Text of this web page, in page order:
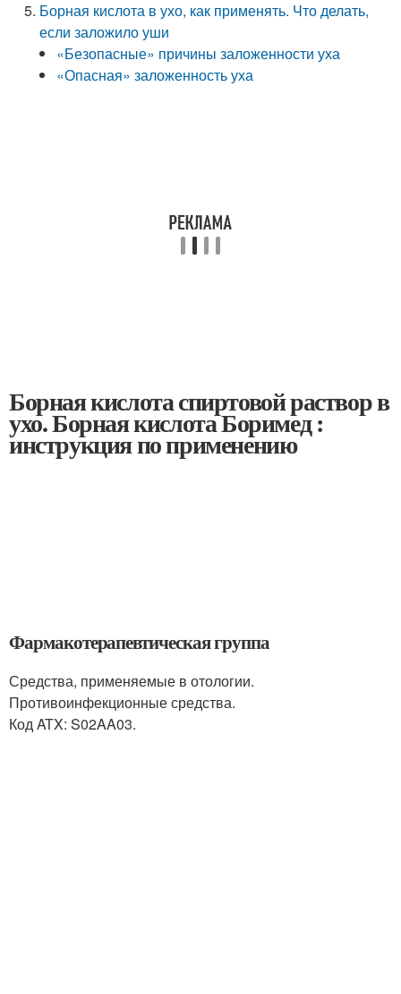
Борная кислота в ухо, как применять. Что делать,
если заложило уши
«Безопасные» причины заложенности уха
«Опасная» заложенность уха
Борная кислота спиртовой раствор в
ухо. Борная кислота Боримед :
инструкция по применению
Фармакотерапевтическая группа
Средства, применяемые в отологии.
Противоинфекционные средства.
Код ATX: S02AA03.